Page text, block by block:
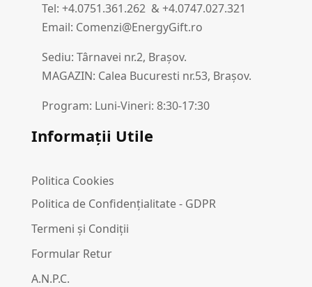
Tel: +4.0751.361.262 & +4.0747.027.321
Email: Comenzi@EnergyGift.ro
Sediu: Târnavei nr.2, Brașov.
MAGAZIN: Calea Bucuresti nr.53, Brașov.
Program: Luni-Vineri: 8:30-17:30
Informații Utile
Politica Cookies
Politica de Confidențialitate - GDPR
Termeni și Condiții
Formular Retur
A.N.P.C.